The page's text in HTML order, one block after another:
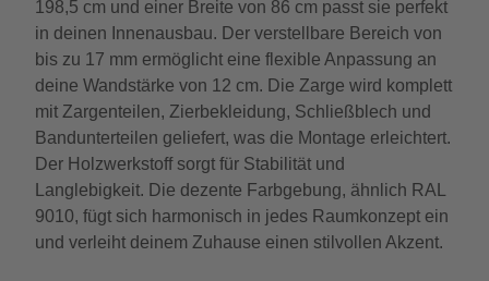
198,5 cm und einer Breite von 86 cm passt sie perfekt
in deinen Innenausbau. Der verstellbare Bereich von
bis zu 17 mm ermöglicht eine flexible Anpassung an
deine Wandstärke von 12 cm. Die Zarge wird komplett
mit Zargenteilen, Zierbekleidung, Schließblech und
Bandunterteilen geliefert, was die Montage erleichtert.
Der Holzwerkstoff sorgt für Stabilität und
Langlebigkeit. Die dezente Farbgebung, ähnlich RAL
9010, fügt sich harmonisch in jedes Raumkonzept ein
und verleiht deinem Zuhause einen stilvollen Akzent.